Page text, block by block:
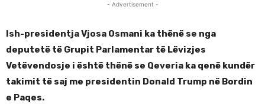
- Advertisement -
Ish-presidentja Vjosa Osmani ka thënë se nga
deputetë të Grupit Parlamentar të Lëvizjes
Vetëvendosje i është thënë se Qeveria ka qenë kundër
takimit të saj me presidentin Donald Trump në Bordin
e Paqes.